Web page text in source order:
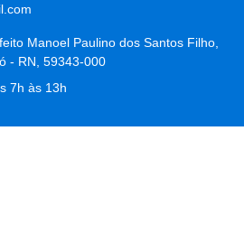
Manoel Paulino dos Santos Filho,
- RN, 59343-000
7h às 13h